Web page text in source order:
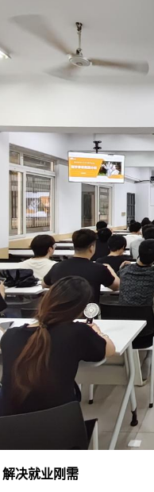
决就业刚需